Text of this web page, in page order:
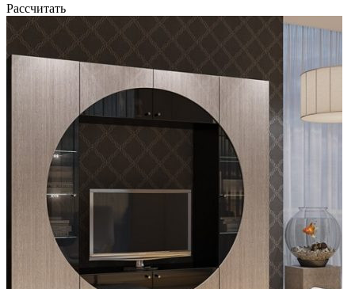
Рассчитать